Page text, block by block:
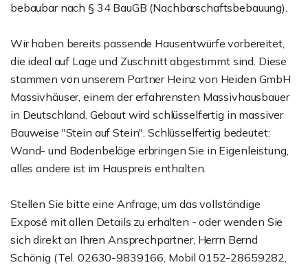
bebaubar nach § 34 BauGB (Nachbarschaftsbebauung).
Wir haben bereits passende Hausentwürfe vorbereitet,
die ideal auf Lage und Zuschnitt abgestimmt sind. Diese
stammen von unserem Partner Heinz von Heiden GmbH
Massivhäuser, einem der erfahrensten Massivhausbauer
in Deutschland. Gebaut wird schlüsselfertig in massiver
Bauweise "Stein auf Stein". Schlüsselfertig bedeutet:
Wand- und Bodenbeläge erbringen Sie in Eigenleistung,
alles andere ist im Hauspreis enthalten.
Stellen Sie bitte eine Anfrage, um das vollständige
Exposé mit allen Details zu erhalten - oder wenden Sie
sich direkt an Ihren Ansprechpartner, Herrn Bernd
Schönig (Tel. 02630-9839166, Mobil 0152-28659282,